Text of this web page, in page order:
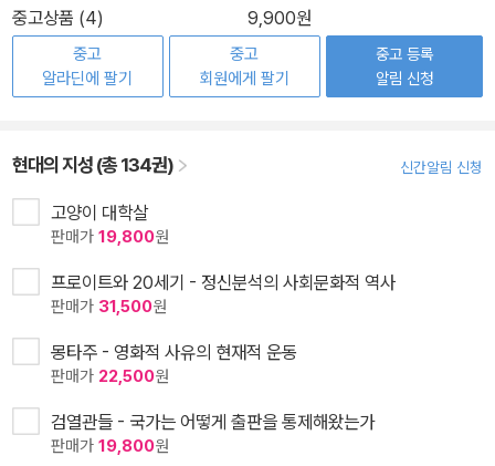
중고상품 (4) 9,900원
중고
알라딘에 팔기
중고
회원에게 팔기
중고 등록
알림 신청
현대의 지성 (총 134권) 신간알림 신청
고양이 대학살
판매가 19,800원
프로이트와 20세기 - 정신분석의 사회문화적 역사
판매가 31,500원
몽타주 - 영화적 사유의 현재적 운동
판매가 22,500원
검열관들 - 국가는 어떻게 출판을 통제해왔는가
판매가 19,800원